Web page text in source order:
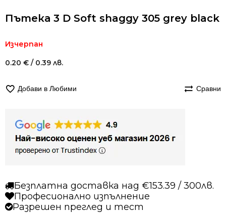
Пътека 3 D Soft shaggy 305 grey black
Изчерпан
0.20 € / 0.39 лв.
Добави в Любими Сравни
Безплатна доставка над €153.39 / 300лв.
Професионално изпълнение
Разрешен преглед и тест